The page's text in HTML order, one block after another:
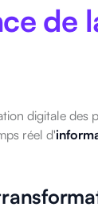
de
digitale des
réel d'